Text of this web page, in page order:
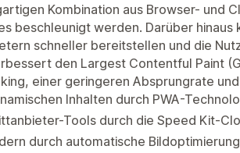
Kombination aus Browser- und
beschleunigt werden. Darüber
schneller bereitstellen und die
den Largest Contentful Paint
einer geringeren Absprungrate
Inhalten durch PWA-
Tools durch die Speed Kit-
durch automatische Bildoptimierung